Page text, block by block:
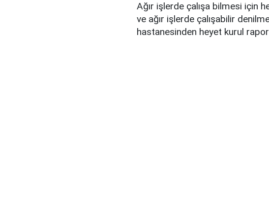
Ağır işlerde çalışa bilmesi için
ve ağır işlerde çalışabilir
hastanesinden heyet kurul